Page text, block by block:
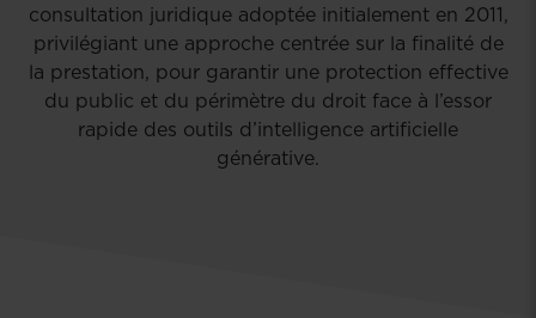
consultation juridique adoptée initialement en 2011,
privilégiant une approche centrée sur la finalité de
la prestation, pour garantir une protection effective
du public et du périmètre du droit face à l’essor
rapide des outils d’intelligence artificielle
générative.